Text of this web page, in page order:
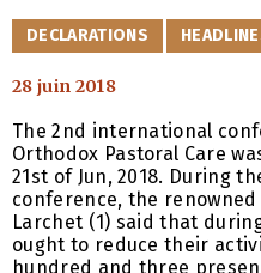
CATÉGORIES
DECLARATIONS
28 juin 2018
The 2nd international
Orthodox Pastoral Care
21st of Jun, 2018. During
conference, the
Larchet (1) said that
ought to reduce their
hundred and three